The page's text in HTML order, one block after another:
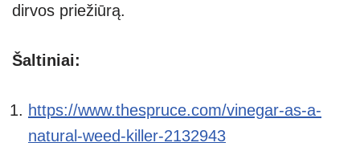
dirvos priežiūrą.
Šaltiniai:
https://www.thespruce.com/vinegar-as-a-
natural-weed-killer-2132943